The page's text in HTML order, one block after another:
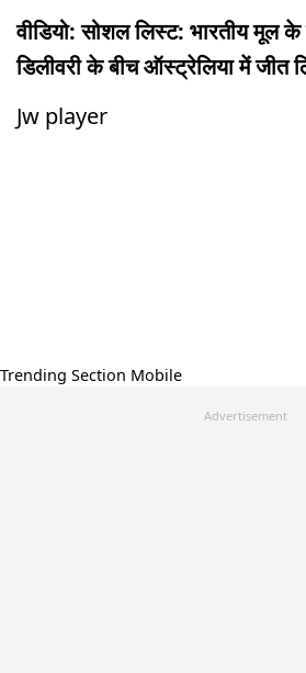
वीडियो: सोशल लिस्ट: भारतीय मूल
डिलीवरी के बीच ऑस्ट्रेलिया में जीत
Jw player
Trending Section Mobile
Advertisement